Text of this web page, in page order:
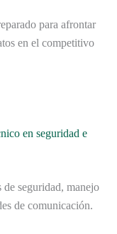
para afrontar
en el competitivo
en seguridad e
de seguridad, manejo
de comunicación.